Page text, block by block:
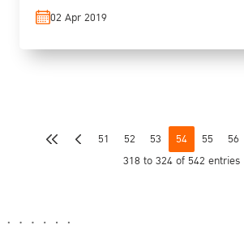
02 Apr 2019
51 52 53 54 55 56
318 to 324 of 542 entries